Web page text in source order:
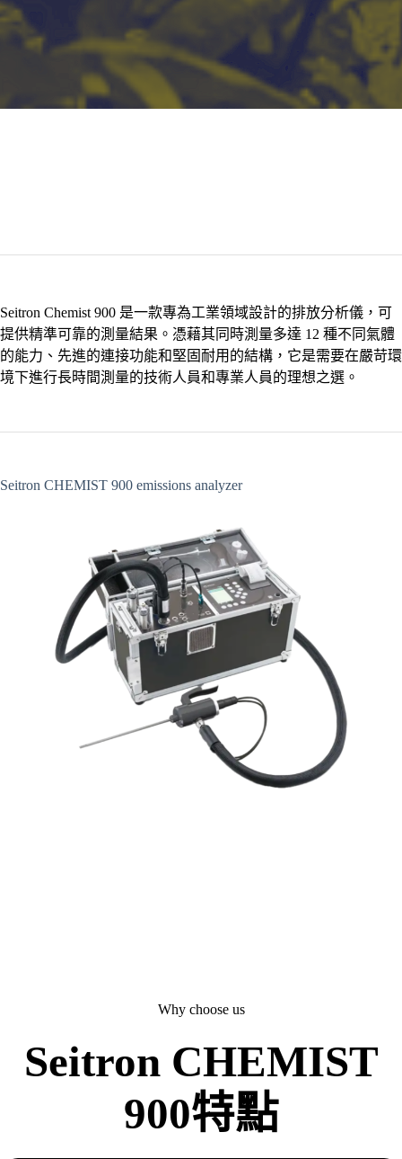
Seitron Chemist 900 是一款專為工業領域設計的排放分析儀，可
提供精準可靠的測量結果。憑藉其同時測量多達 12 種不同氣體
的能力、先進的連接功能和堅固耐用的結構，它是需要在嚴苛環
境下進行長時間測量的技術人員和專業人員的理想之選。
Seitron CHEMIST 900 emissions analyzer
Why choose us
Seitron CHEMIST
900特點